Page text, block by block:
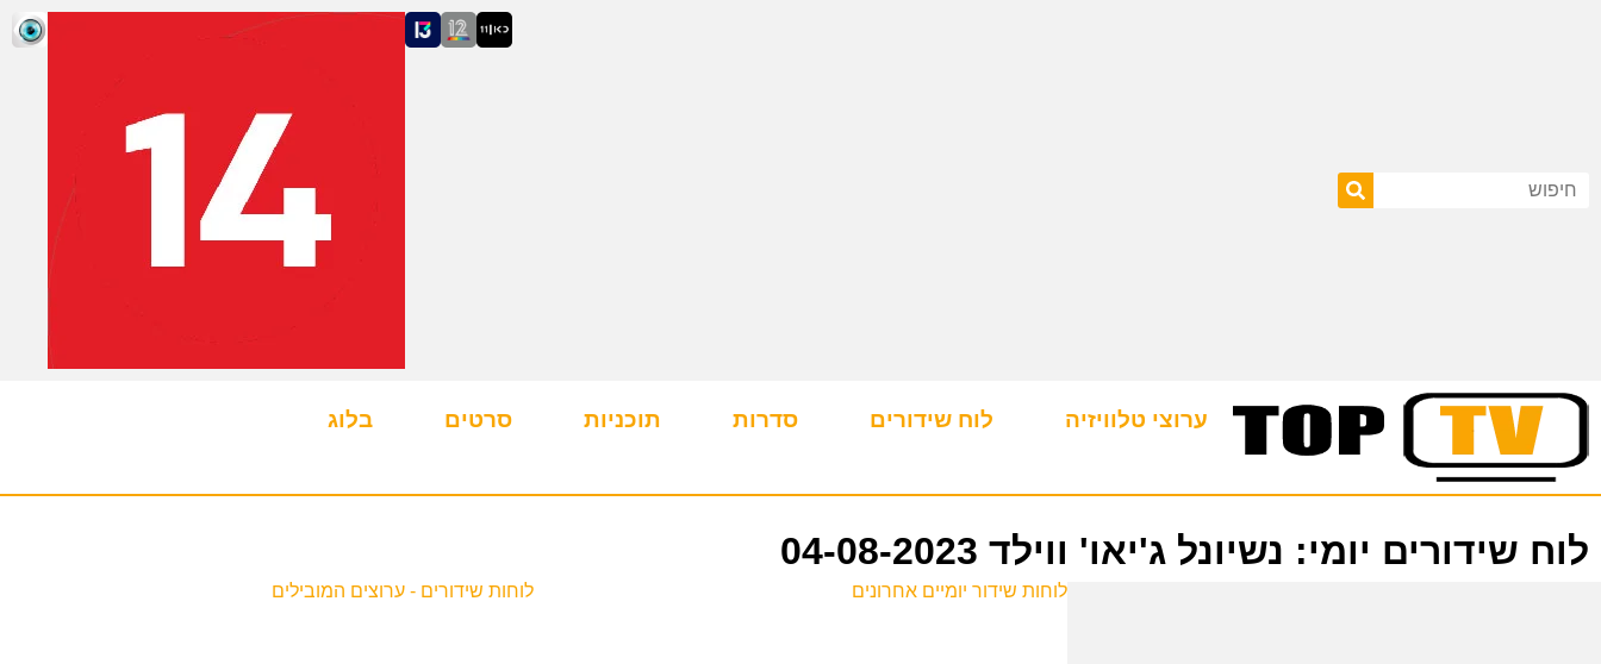
ערוצי טלוויזיה לוח שידורים סדרות תוכניות סרטים בלוג
לוח שידורים יומי: נשיונל ג'יאו' ווילד 04-08-2023
לוחות שידור יומיים אחרונים לוחות שידורים - ערוצים המובילים